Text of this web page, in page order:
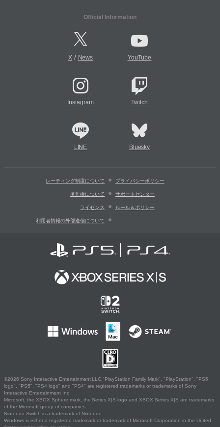
Official Information
X/ News YouTube
Instagram Twitch
LINE Bluesky
レーティング制度について プライバシーポリシー
著作権について サポートセンター
ライセンス ルール＆ポリシー
利用者情報の外部送信について
©2026 Sony Interactive Entertainment LLC."PlayStation Family Mark", "PlayStation", "PS5
logo", "PS5", "PS4 logo" and "PS4" are registered trademarks or trademarks of Sony
Interactive Entertainment Inc.
Microsoft, the XBOX Sphere mark, the Series X|S logo and XBOX Series X|S are trademarks
of the Microsoft group of companies.
Nintendo Switch is a trademark of Nintendo.
Windows is either a registered trademark or trademark of Microsoft Corporation in the United